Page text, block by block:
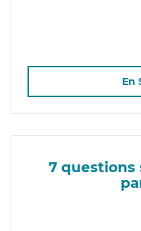
En
7 questions